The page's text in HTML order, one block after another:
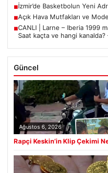
■İzmir’de Basketbolun Yeni
■Açık Hava Mutfakları ve
■CANLI | Larne – Iberia 1999
Saat kaçta ve hangi
Güncel
Ağustos 6, 2026
Rapçi Keskin’in Klip Çekimi